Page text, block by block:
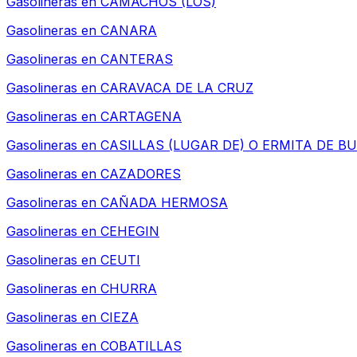
Gasolineras en CANARA
Gasolineras en CANTERAS
Gasolineras en CARAVACA DE LA CRUZ
Gasolineras en CARTAGENA
Gasolineras en CASILLAS (LUGAR DE) O ERMITA DE
Gasolineras en CAZADORES
Gasolineras en CAÑADA HERMOSA
Gasolineras en CEHEGIN
Gasolineras en CEUTI
Gasolineras en CHURRA
Gasolineras en CIEZA
Gasolineras en COBATILLAS